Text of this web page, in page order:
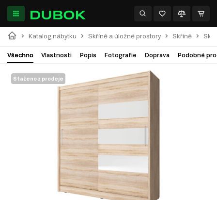
Katalog nábytku Skříně a úložné prostory Skříně
Všechno Vlastnosti Popis Fotografie Doprava Podobné
Staženo z prodeje